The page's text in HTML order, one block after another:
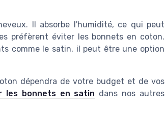
Il absorbe l'humidité, ce qui peut
préfèrent éviter les bonnets en coton.
comme le satin, il peut être une option
dépendra de votre budget et de vos
les bonnets en satin dans nos autres